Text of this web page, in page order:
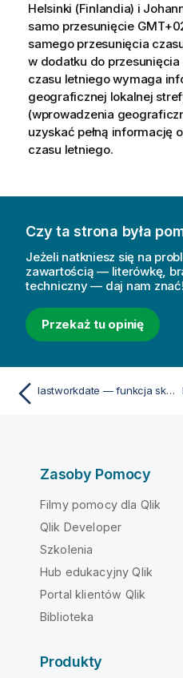
Helsinki (Finlandia) i
samo przesunięcie
samego przesunięcia
w dodatku do
czasu letniego wymaga
geograficznej lokalnej
(wprowadzenia
uzyskać pełną informację
czasu letniego.
Czy ta strona była
Jeżeli natkniesz się na
zawartością — literówkę,
techniczny — daj nam znać!
Przekaż tu opinię
lastworkdate — funkcja skryptu i funkcja wykresu
Zasoby Pomocy
Filmy pomocy dla Qlik
Qlik Developer
Szkolenia
Hub edukacyjny Qlik
Portal klientów Qlik
Biblioteka
Produkty